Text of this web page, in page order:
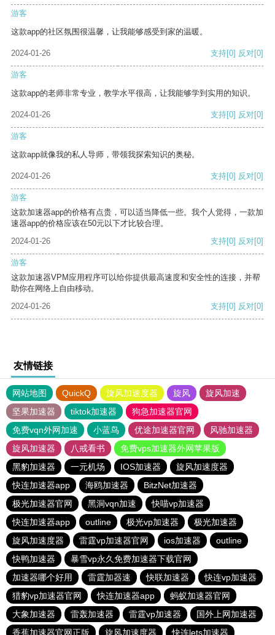
游客
这款app的社区氛围很温馨，让我能够感受到家的温暖。
2024-01-26 支持[0] 反对[0]
游客
这款app的老师非常专业，教学水平很高，让我能够学到实用的知识。
2024-01-26 支持[0] 反对[0]
游客
这款app就像我的私人导师，带领我探索知识的奥秘。
2024-01-26 支持[0] 反对[0]
游客
这款加速器app的价格有点贵，可以适当降低一些。我个人觉得，一款加
速器app的价格应该在50元以下才比较合理。
2024-01-26
支持[0] 反对[0]
游客
这款加速器VPM应用程序可以给你提供最高速度和安全性的连接，并帮
助你在网络上自由移动。
2024-01-26
支持[0] 反对[0]
友情链接
网站地图 QuickQ 旋风加速度器 旋风
旋风加速
坚果加速器
tiktok加速器
狗急加速器官网
免费vqn外网加速
小蓝鸟 优途加速器官网
风驰加速器
旋风加速器
八戒看书
免费vps加速器外网苹果版
黑豹加速器
一元机场 IOS加速器
旋风加速度器
快连加速器app
海鸥加速器
BitzNet加速器
极光加速器官网
黑洞vqn加速
快喵vp加速器
快连加速器app
outline 极光vp加速器
极光加速器
旋风加速度器
雷霆vp加速器官网 ios加速器
outline
快鸭加速器
暴雪vp永久免费加速器下载官网
加速器哪个好用
雷霆加器速 快联加速器
快连vp加速器
猎豹vp加速器官网
快连加速器app
蚂蚁加速器官网
大象加速器
雷轰加速器 雷霆vp加速器
国外上网加速器
香蕉加速器官网正版
旋风加速度器 快连lets加速器